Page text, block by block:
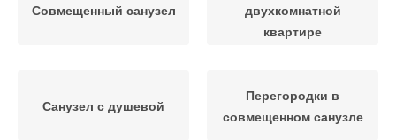
Совмещенный санузел
двухкомнатной
квартире
Санузел с душевой
Перегородки в
совмещенном санузле